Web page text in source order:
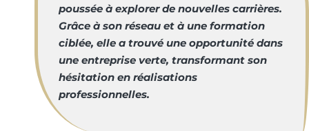
poussée à explorer de nouvelles carrières.
Grâce à son réseau et à une formation
ciblée, elle a trouvé une opportunité dans
une entreprise verte, transformant son
hésitation en réalisations
professionnelles.